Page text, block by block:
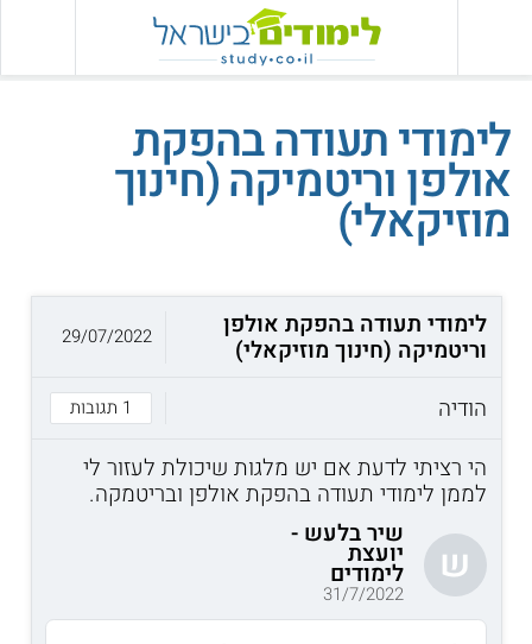
לימודי תעודה בהפקת
אולפן וריטמיקה (חינוך
מוזיקאלי)
לימודי תעודה בהפקת אולפן
וריטמיקה (חינוך מוזיקאלי)
הודיה
1 תגובות
29/07/2022
הי רציתי לדעת אם יש מלגות שיכולת לעזור לי
לממן לימודי תעודה בהפקת אולפן ובריטמקה.
ש
שיר בלעש -
יועצת
לימודים
31/7/2022